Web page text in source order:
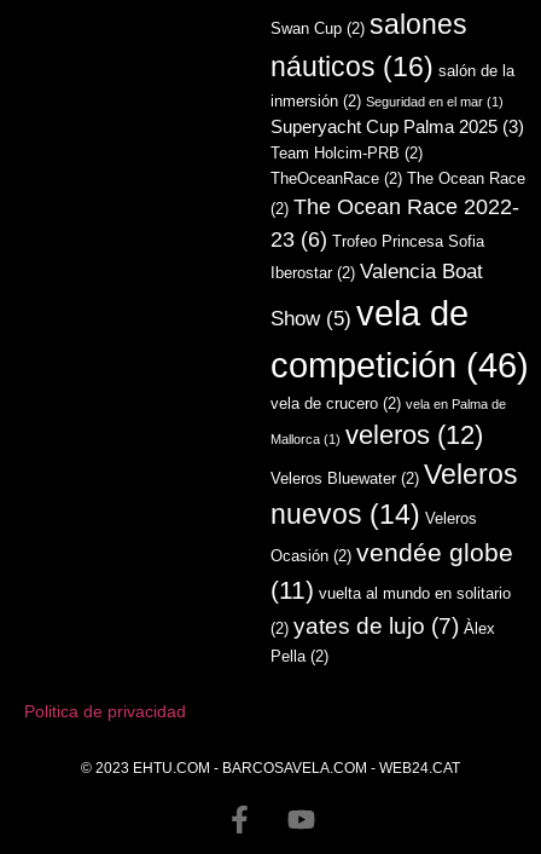
Swan Cup (2) salones
náuticos (16) salón de la
inmersión (2) Seguridad en el mar (1)
Superyacht Cup Palma 2025 (3)
Team Holcim-PRB (2)
TheOceanRace (2) The Ocean Race
(2) The Ocean Race 2022-
23 (6) Trofeo Princesa Sofia
Iberostar(2) Valencia Boat
Show(5) vela de
competición (46)
vela de crucero (2) vela en Palma de
Mallorca (1) veleros (12)
Veleros Bluewater(2) Veleros
nuevos (14) Veleros
Ocasión (2) vendée globe
(11) vuelta al mundo en solitario
(2) yates de lujo (7) Àlex
Pella(2)
Politica de privacidad
© 2023 EHTU.COM - BARCOSAVELA.COM - WEB24.CAT